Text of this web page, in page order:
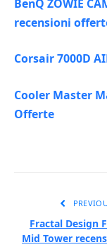
BenQ ZOWIE
recensioni
Corsair 7000D
Cooler Master
Offerte
Fractal Design
Mid Tower